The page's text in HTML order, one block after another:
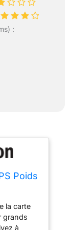
:
Poids
la carte
grands
à